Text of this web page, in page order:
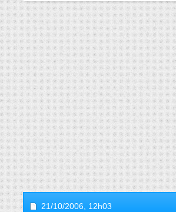
21/10/2006, 12h03